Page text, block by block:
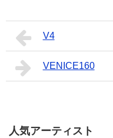
V4
VENICE160
人気アーティスト